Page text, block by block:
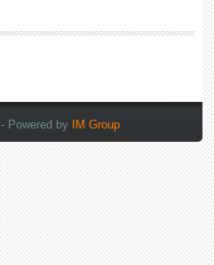
- Powered by IM Group